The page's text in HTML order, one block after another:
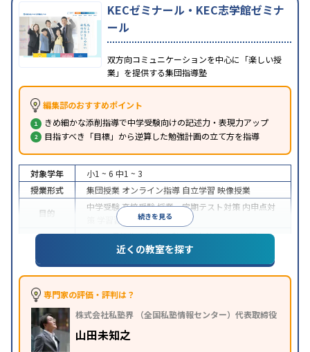
KECゼミナール・KEC志学館ゼミナ
ール
双方向コミュニケーションを中心に「楽しい授
業」を提供する集団指導塾
編集部のおすすめポイント
きめ細かな添削指導で中学受験向けの記述力・表現力アップ
目指すべき「目標」から逆算した勉強計画の立て方を指導
続きを見る
対象学年 小1 ~ 6 中1 ~ 3
授業形式
集団授業 オンライン指導 自立学習 映像授業
目的
中学受験高校受験授業・定期テスト対策 内申点対
学習習慣の定着
中高一貫校生に対応入塾に学力基準あり学習に
PC・タブレットを利用オンライン対応
みの受講可自習室あり
※2023年10月調査。小学校高学年の集団塾アンケート調査方法を参照
近くの教室を探す
専門家の評価・評判は？
株式会社私塾界 （全国私塾情報センター）代表取締役
山田未知之